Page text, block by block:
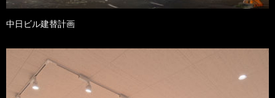
中日ビル建替計画